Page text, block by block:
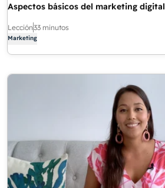
Aspectos básicos del marketing digital
Lección33 minutos
Marketing